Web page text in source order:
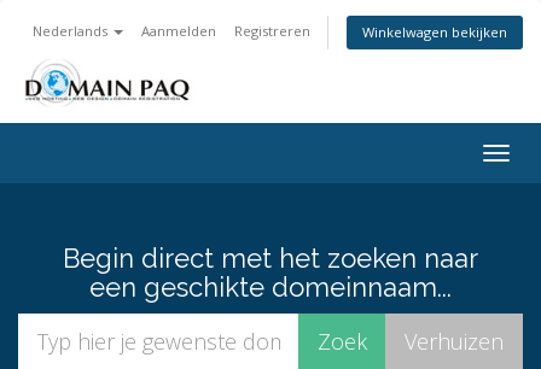
Nederlands Aanmelden Registreren Winkelwagen bekijken
Begin direct met het zoeken naar
een geschikte domeinnaam...